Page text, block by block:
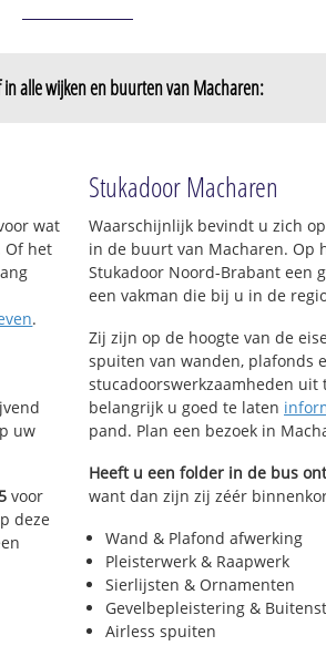
in alle wijken en buurten van Macharen:
wat
Of het
.
uw
voor
deze
Stukadoor Macharen
Waarschijnlijk bevindt u zich
in de buurt van Macharen. Op
Stukadoor Noord-Brabant een
een vakman die bij u in de
Zij zijn op de hoogte van de
spuiten van wanden, plafonds
stucadoorswerkzaamheden
belangrijk u goed te laten
pand. Plan een bezoek in
Heeft u een folder in de bus
want dan zijn zij zéér
Wand & Plafond afwerking
Pleisterwerk & Raapwerk
Sierlijsten & Ornamenten
Gevelbepleistering &
Airless spuiten